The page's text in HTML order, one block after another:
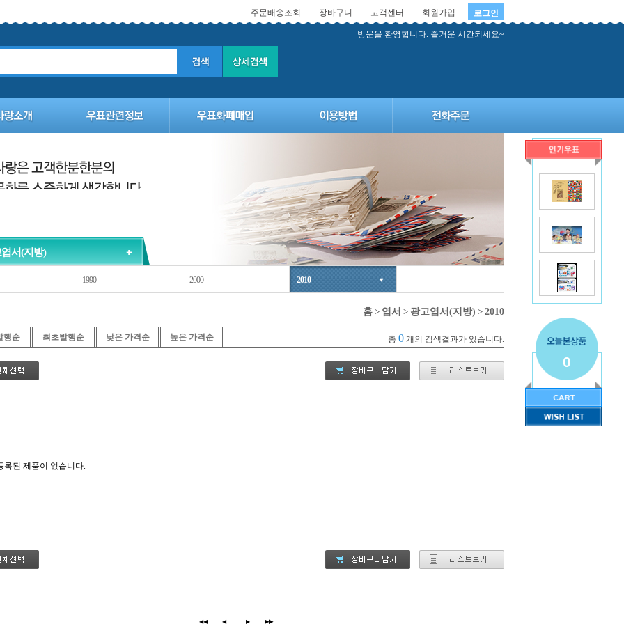
로그인
회원가입
고객센터
장바구니
주문배송조회
방문을 환영합니다. 즐거운 시간되세요~
0
서(지방)
1990 2000 2010
홈 > 엽서 > 광고엽서(지방) > 2010
행순 최초발행순 낮은 가격순 높은 가격순 총 0 개의 검색결과가 있습니다.
록된 제품이 없습니다.
◀◀ ◀ ▶ ▶▶